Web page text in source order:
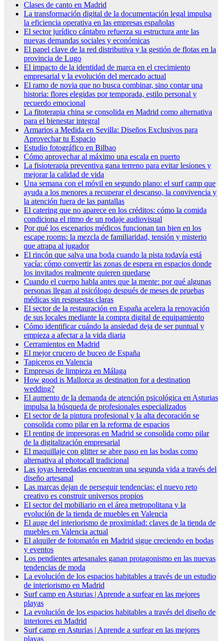
Clases de canto en Madrid
La transformación digital de la documentación legal impulsa
la eficiencia operativa en las empresas españolas
El sector jurídico cántabro refuerza su estructura ante las
nuevas demandas sociales y económicas
El papel clave de la red distributiva y la gestión de flotas en la
provincia de Lugo
El impacto de la identidad de marca en el crecimiento
empresarial y la evolución del mercado actual
El ramo de novia que no busca combinar, sino contar una
historia: flores elegidas por temporada, estilo personal y
recuerdo emocional
La fitoterapia china se consolida en Madrid como alternativa
para el bienestar integral
Armarios a Medida en Sevilla: Diseños Exclusivos para
Aprovechar tu Espacio
Estudio fotográfico en Bilbao
Cómo aprovechar al máximo una escala en puerto
La fisioterapia preventiva gana terreno para evitar lesiones y
mejorar la calidad de vida
Una semana con el móvil en segundo plano: el surf camp que
ayuda a los menores a recuperar el descanso, la convivencia y
la atención fuera de las pantallas
El catering que no aparece en los créditos: cómo la comida
condiciona el ritmo de un rodaje audiovisual
Por qué los escenarios médicos funcionan tan bien en los
escape rooms: la mezcla de familiaridad, tensión y misterio
que atrapa al jugador
El rincón que salva una boda cuando la pista todavía está
vacía: cómo convertir las zonas de espera en espacios donde
los invitados realmente quieren quedarse
Cuando el cuerpo habla antes que la mente: por qué algunas
personas llegan al psicólogo después de meses de pruebas
médicas sin respuestas claras
El sector de la restauración en España acelera la renovación
de sus locales mediante la compra digital de equipamiento
Cómo identificar cuándo la ansiedad deja de ser puntual y
empieza a afectar a la vida diaria
Cerramientos en Madrid
El mejor crucero de buceo de España
Tapiceros en Valencia
Empresas de limpieza en Málaga
How good is Mallorca as destination for a destination
wedding?
El aumento de la demanda de atención psicológica en Asturias
impulsa la búsqueda de profesionales especializados
El sector de la pintura profesional y la alta decoración se
consolida como pilar en la reforma de espacios
El renting de impresoras en Madrid se consolida como pilar
de la digitalización empresarial
El maquillaje con glitter se abre paso en las bodas como
alternativa al photocall tradicional
Las joyas heredadas encuentran una segunda vida a través del
diseño artesanal
Las marcas dejan de perseguir tendencias: el nuevo reto
creativo es construir universos propios
El sector del mobiliario en el área metropolitana y la
evolución de la tienda de muebles en Valencia
El auge del interiorismo de proximidad: claves de la tienda de
muebles en Valencia actual
El alquiler de fotomatón en Madrid sigue creciendo en bodas
y eventos
Los pendientes artesanales ganan protagonismo en las nuevas
tendencias de moda
La evolución de los espacios habitables a través de un estudio
de interiorismo en Madrid
Surf camp en Asturias | Aprende a surfear en las mejores
playas
La evolución de los espacios habitables a través del diseño de
interiores en Madrid
Surf camp en Asturias | Aprende a surfear en las mejores
playas